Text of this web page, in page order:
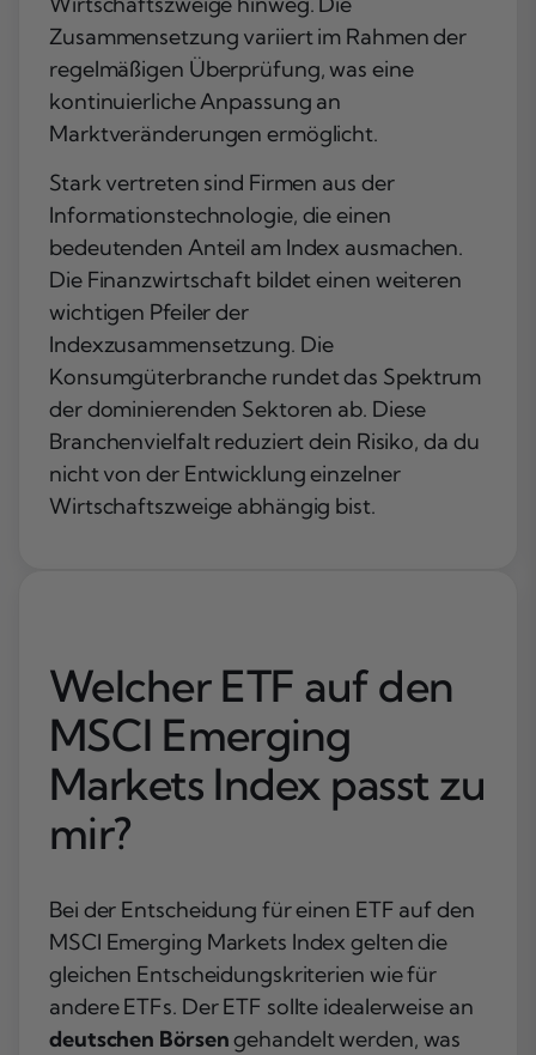
Zusammensetzung variiert im Rahmen der
regelmäßigen Überprüfung, was eine
kontinuierliche Anpassung an
Marktveränderungen ermöglicht.
Stark vertreten sind Firmen aus der
Informationstechnologie, die einen
bedeutenden Anteil am Index ausmachen.
Die Finanzwirtschaft bildet einen weiteren
wichtigen Pfeiler der
Indexzusammensetzung. Die
Konsumgüterbranche rundet das Spektrum
der dominierenden Sektoren ab. Diese
Branchenvielfalt reduziert dein Risiko, da du
nicht von der Entwicklung einzelner
Wirtschaftszweige abhängig bist.
Welcher ETF auf den
MSCI Emerging
Markets Index passt zu
mir?
Bei der Entscheidung für einen ETF auf den
MSCI Emerging Markets Index gelten die
gleichen Entscheidungskriterien wie für
andere ETFs. Der ETF sollte idealerweise an
deutschen Börsengehandelt werden, was